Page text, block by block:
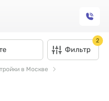
Фильтр
2
в Москве